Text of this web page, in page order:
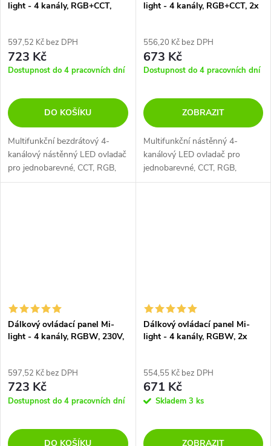
light - 4 kanály, RGB+CCT,
597,52 Kč bez DPH
723 Kč
Dostupnost do 4 pracovních dní
DO KOŠÍKU
Multifunkční bezdrátový 4-
kanálový nástěnný LED ovladač
pro jednobarevné, CCT, RGB,
RGBW i RGB+CCT LED pásky
light - 4 kanály, RGB+CCT, 2x
556,20 Kč bez DPH
673 Kč
Dostupnost do 4 pracovních dní
ZOBRAZIT
Multifunkční nástěnný 4-
kanálový LED ovladač pro
jednobarevné, CCT, RGB,
RGBW i RGB+CCT LED pásky
Dálkový ovládací panel Mi-
light - 4 kanály, RGBW, 230V,
597,52 Kč bez DPH
723 Kč
Dostupnost do 4 pracovních dní
DO KOŠÍKU
Dálkový ovládací panel Mi-
light - 4 kanály, RGBW, 2x
554,55 Kč bez DPH
671 Kč
Skladem 3 ks
ZOBRAZIT